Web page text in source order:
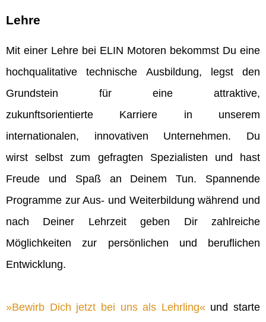
Lehre
Mit einer Lehre bei ELIN Motoren bekommst Du eine
hochqualitative technische Ausbildung, legst den
Grundstein für eine attraktive,
zukunftsorientierte Karriere in unserem
internationalen, innovativen Unternehmen. Du
wirst selbst zum gefragten Spezialisten und hast
Freude und Spaß an Deinem Tun. Spannende
Programme zur Aus- und Weiterbildung während und
nach Deiner Lehrzeit geben Dir zahlreiche
Möglichkeiten zur persönlichen und beruflichen
Entwicklung.
Bewirb Dich jetzt bei uns als Lehrling und starte